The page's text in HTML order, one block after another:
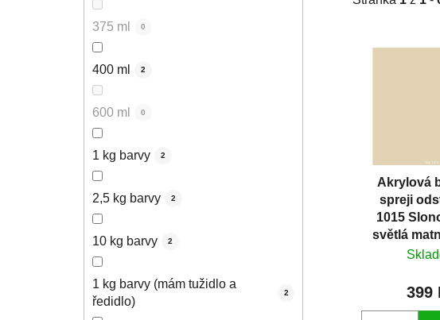
375 ml 0
400 ml 2
600 ml 0
1 kg barvy 2
2,5 kg barvy 2
10 kg barvy 2
1 kg barvy (mám tužidlo a
ředidlo)
2
Akrylová
spreji
1015
světlá
399